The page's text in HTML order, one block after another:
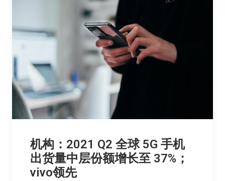
机构：2021 Q2 全球 5G 手机
出货量中层份额增长至 37%；
vivo领先